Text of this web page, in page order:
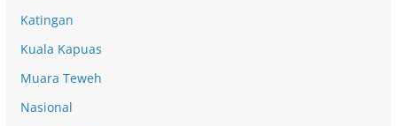
Katingan
Kuala Kapuas
Muara Teweh
Nasional